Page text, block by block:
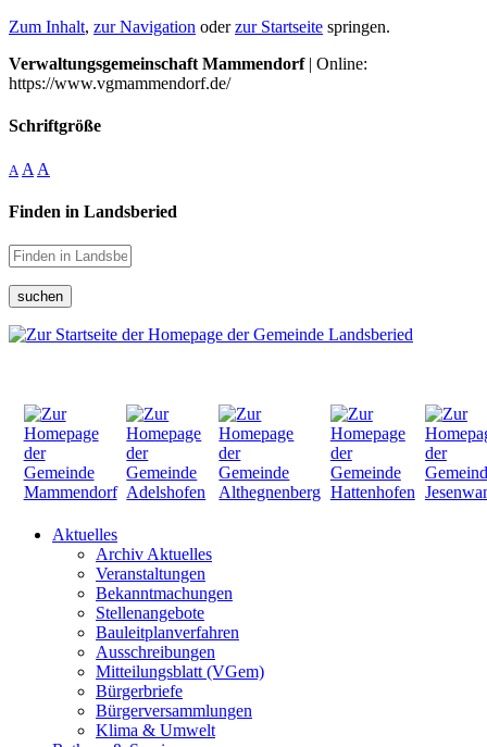
Zum Inhalt, zur Navigation oderzur Startseite springen.
Verwaltungsgemeinschaft Mammendorf| Online:
https://www.vgmammendorf.de/
Schriftgröße
A A A
Finden in Landsberied
suchen
Aktuelles
Archiv Aktuelles
Veranstaltungen
Bekanntmachungen
Stellenangebote
Bauleitplanverfahren
Ausschreibungen
Mitteilungsblatt (VGem)
Bürgerbriefe
Bürgerversammlungen
Klima & Umwelt